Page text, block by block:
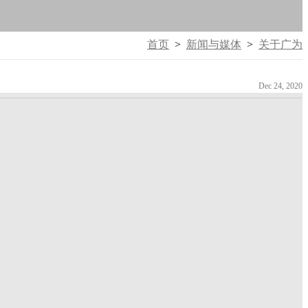
首页 > 新闻与媒体 > 关于广为
Dec 24, 2020